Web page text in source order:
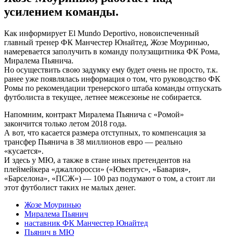
усилением команды.
Как информирует El Mundo Deportivo, новоиспеченный
главный тренер ФК Манчестер Юнайтед, Жозе Моуринью,
намеревается заполучить в команду полузащитника ФК Рома,
Миралема Пьянича.
Но осуществить свою задумку ему будет очень не просто, т.к.
ранее уже появлялась информация о том, что руководство ФК
Ромы по рекомендации тренерского штаба команды отпускать
футболиста в текущее, летнее межсезонье не собирается.
Напомним, контракт Миралема Пьянича с «Ромой»
закончится только летом 2018 года.
А вот, что касается размера отступных, то компенсация за
трансфер Пьянича в 38 миллионов евро — реально
«кусается».
И здесь у МЮ, а также в стане иных претендентов на
плеймейкера «джаллоросси» («Ювентус», «Бавария»,
«Барселона», «ПСЖ») — 100 раз подумают о том, а стоит ли
этот футболист таких не малых денег.
Жозе Моуринью
Миралема Пьянич
наставник ФК Манчестер Юнайтед
Пьянич в МЮ